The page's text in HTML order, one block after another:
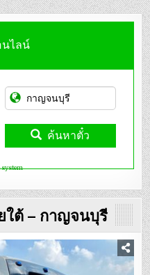
นไลน์
ค้นหาตั๋ว
system
ใต้ – กาญจนบุรี